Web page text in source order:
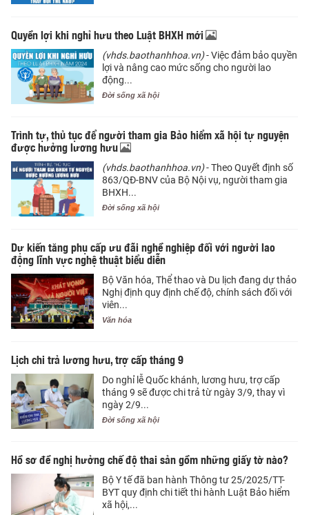
Quyền lợi khi nghỉ hưu theo Luật BHXH mới
(vhds.baothanhhoa.vn)- Việc đảm bảo quyền
lợi và nâng cao mức sống cho người lao
động...
Đời sống xã hội
Trình tự, thủ tục để người tham gia Bảo hiểm xã hội tự nguyện
được hưởng lương hưu
(vhds.baothanhhoa.vn)- Theo Quyết định số
863/QĐ-BNV của Bộ Nội vụ, người tham gia
BHXH...
Đời sống xã hội
Dự kiến tăng phụ cấp ưu đãi nghề nghiệp đối với người lao
động lĩnh vực nghệ thuật biểu diễn
Bộ Văn hóa, Thể thao và Du lịch đang dự thảo
Nghị định quy định chế độ, chính sách đối với
viên...
Văn hóa
Lịch chi trả lương hưu, trợ cấp tháng 9
Do nghỉ lễ Quốc khánh, lương hưu, trợ cấp
tháng 9 sẽ được chi trả từ ngày 3/9, thay vì
ngày 2/9...
Đời sống xã hội
Hồ sơ đề nghị hưởng chế độ thai sản gồm những giấy tờ nào?
Bộ Y tế đã ban hành Thông tư 25/2025/TT-
BYT quy định chi tiết thi hành Luật Bảo hiểm
xã hội,...